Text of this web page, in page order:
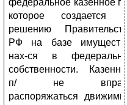
федеральное казенное
которое создается
решению
РФ на базе
нах-ся в
собственности.
п/ не
распоряжаться